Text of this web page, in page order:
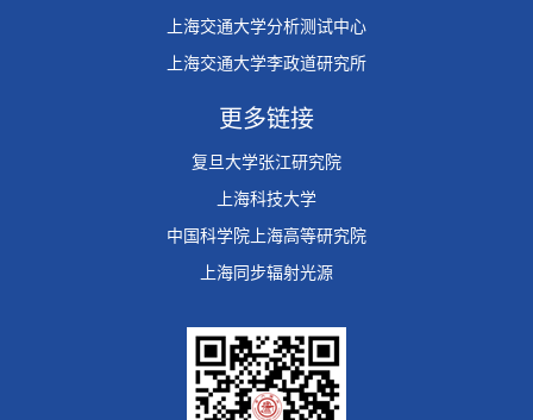
上海交通大学分析测试中心
上海交通大学李政道研究所
更多链接
复旦大学张江研究院
上海科技大学
中国科学院上海高等研究院
上海同步辐射光源